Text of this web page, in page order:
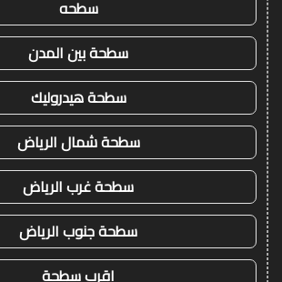
سطحه
سطحة بين المدن
سطحة هيدروليك
سطحة شمال الرياض
سطحة غرب الرياض
سطحة جنوب الرياض
اقرب سطحة